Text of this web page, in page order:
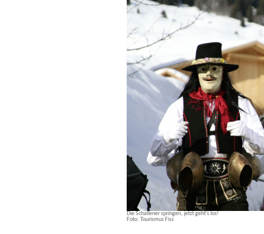
Die Schallener springen, jetzt geht's los!
Foto: Tourismus Fiss